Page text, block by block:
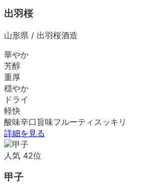
出羽桜
山形県 / 出羽桜酒造
華やか
芳醇
重厚
穏やか
ドライ
軽快
酸味辛口 旨味フルーティ スッキリ
詳細を見る
人気 42位
甲子